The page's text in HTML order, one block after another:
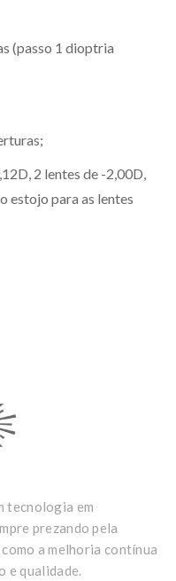
(passo 1 dioptria
2 lentes de -2,00D,
estojo para as lentes
tecnologia em
prezando pela
a melhoria contínua
e qualidade.